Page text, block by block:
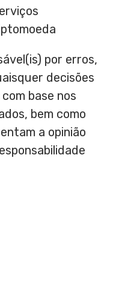
por erros,
decisões
base nos
bem como
a opinião